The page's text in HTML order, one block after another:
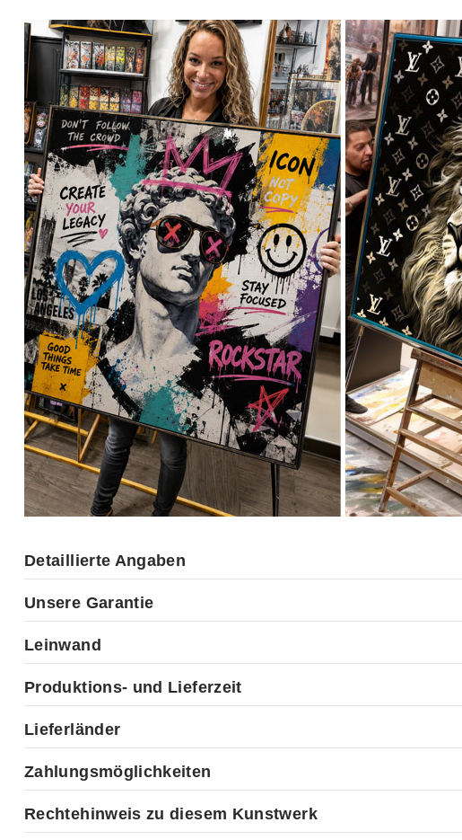
Detaillierte Angaben
Unsere Garantie
Leinwand
Produktions- und Lieferzeit
Lieferländer
Zahlungsmöglichkeiten
Rechtehinweis zu diesem Kunstwerk